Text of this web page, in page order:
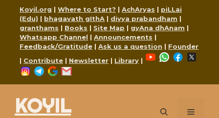
content
Koyil.org | Where to Start? | AchAryas | piLLai
(Edu) | bhagavath gIthA | divya prabandham |
granthams | Books | Site Map | gyAna dhAnam |
Whatsapp Channel | Announcements |
Feedback/Gratitude | Ask us a question | Founder
| Contribute | Newsletter | Library |
YouTubeWhatsApp
Facebook
Instagram
Telegram
Google
KOYIL Menu